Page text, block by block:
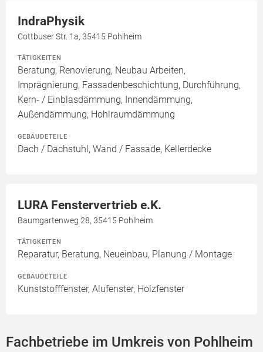
IndraPhysik
Cottbuser Str. 1a, 35415 Pohlheim
TÄTIGKEITEN
Beratung, Renovierung, Neubau Arbeiten,
Imprägnierung, Fassadenbeschichtung, Durchführung,
Kern- / Einblasdämmung, Innendämmung,
Außendämmung, Hohlraumdämmung
GEBÄUDETEILE
Dach / Dachstuhl, Wand / Fassade, Kellerdecke
LURA Fenstervertrieb e.K.
Baumgartenweg 28, 35415 Pohlheim
TÄTIGKEITEN
Reparatur, Beratung, Neueinbau, Planung / Montage
GEBÄUDETEILE
Kunststofffenster, Alufenster, Holzfenster
Fachbetriebe im Umkreis von Pohlheim